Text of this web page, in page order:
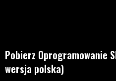
Pobierz Oprogramowanie
wersja polska)